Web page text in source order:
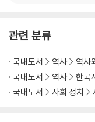
30 친일매국 세력이 김구
31 김구가 치하포에서 죽
관련 분류
국내도서 역사
역사
국내도서
역사 한국
국내도서
사회 정치